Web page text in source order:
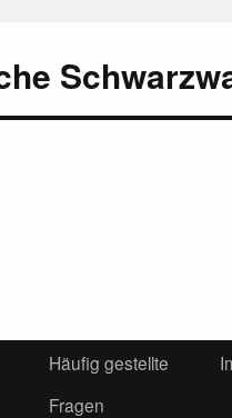
Häufig gestellte
Fragen